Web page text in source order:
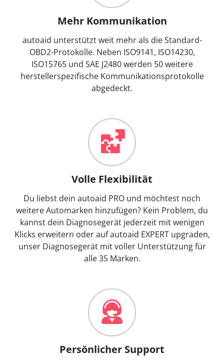
Mehr Kommunikation
autoaid unterstützt weit mehr als die Standard-
OBD2-Protokolle. Neben ISO9141, ISO14230,
ISO15765 und SAE J2480 werden 50 weitere
herstellerspezifische Kommunikationsprotokolle
abgedeckt.
Volle Flexibilität
Du liebst dein autoaid PRO und möchtest noch
weitere Automarken hinzufügen? Kein Problem, du
kannst dein Diagnosegerät jederzeit mit wenigen
Klicks erweitern oder auf autoaid EXPERT upgraden,
unser Diagnosegerät mit voller Unterstützung für
alle 35 Marken.
Persönlicher Support